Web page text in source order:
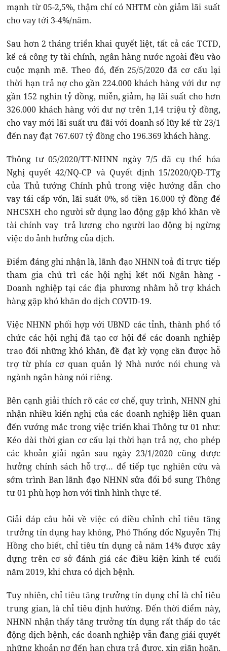
mạnh từ 05-2,5%, thậm chí có NHTM còn giảm lãi suất
cho vay tới 3-4%/năm.
Sau hơn 2 tháng triển khai quyết liệt, tất cả các TCTD,
kể cả công ty tài chính, ngân hàng nước ngoài đều vào
cuộc mạnh mẽ. Theo đó, đến 25/5/2020 đã cơ cấu lại
thời hạn trả nợ cho gần 224.000 khách hàng với dư nợ
gần 152 nghìn tỷ đồng, miễn, giảm, hạ lãi suất cho hơn
326.000 khách hàng với dư nợ trên 1,14 triệu tỷ đồng,
cho vay mới lãi suất ưu đãi với doanh số lũy kế từ 23/1
đến nay đạt 767.607 tỷ đồng cho 196.369 khách hàng.
Thông tư 05/2020/TT-NHNN ngày 7/5 đã cụ thể hóa
Nghị quyết 42/NQ-CP và Quyết định 15/2020/QĐ-TTg
của Thủ tướng Chính phủ trong việc hướng dẫn cho
vay tái cấp vốn, lãi suất 0%, số tiền 16.000 tỷ đồng để
NHCSXH cho người sử dụng lao động gặp khó khăn về
tài chính vay trả lương cho người lao động bị ngừng
việc do ảnh hưởng của dịch.
Điểm đáng ghi nhận là, lãnh đạo NHNN toả đi trực tiếp
tham gia chủ trì các hội nghị kết nối Ngân hàng -
Doanh nghiệp tại các địa phương nhằm hỗ trợ khách
hàng gặp khó khăn do dịch COVID-19.
Việc NHNN phối hợp với UBND các tỉnh, thành phổ tổ
chức các hội nghị đã tạo cơ hội để các doanh nghiệp
trao đổi những khó khăn, đề đạt kỳ vọng cần được hỗ
trợ từ phía cơ quan quản lý Nhà nước nói chung và
ngành ngân hàng nói riêng.
Bên cạnh giải thích rõ các cơ chế, quy trình, NHNN ghi
nhận nhiều kiến nghị của các doanh nghiệp liên quan
đến vướng mắc trong việc triển khai Thông tư 01 như:
Kéo dài thời gian cơ cấu lại thời hạn trả nợ, cho phép
các khoản giải ngân sau ngày 23/1/2020 cũng được
hưởng chính sách hỗ trợ… để tiếp tục nghiên cứu và
sớm trình Ban lãnh đạo NHNN sửa đổi bổ sung Thông
tư 01 phù hợp hơn với tình hình thực tế.
Giải đáp câu hỏi về việc có điều chỉnh chỉ tiêu tăng
trưởng tín dụng hay không, Phó Thống đốc Nguyễn Thị
Hồng cho biết, chỉ tiêu tín dụng cả năm 14% được xây
dựng trên cơ sở đánh giá các điều kiện kinh tế cuối
năm 2019, khi chưa có dịch bệnh.
Tuy nhiên, chỉ tiêu tăng trưởng tín dụng chỉ là chỉ tiêu
trung gian, là chỉ tiêu định hướng. Đến thời điểm này,
NHNN nhận thấy tăng trưởng tín dụng rất thấp do tác
động dịch bệnh, các doanh nghiệp vẫn đang giải quyết
những khoản nợ đến hạn chưa trả được, xin giãn hoãn,